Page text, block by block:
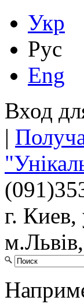
Укр
Рус
Eng
Вход
|
(091)
г.